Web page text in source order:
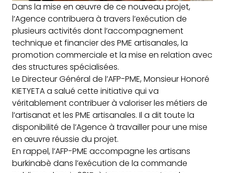
Dans la mise en œuvre de ce nouveau projet,
l’Agence contribuera à travers l’exécution de
plusieurs activités dont l’accompagnement
technique et financier des PME artisanales, la
promotion commerciale et la mise en relation avec
des structures spécialisées.
Le Directeur Général de l’AFP-PME, Monsieur Honoré
KIETYETA a salué cette initiative qui va
véritablement contribuer à valoriser les métiers de
l’artisanat et les PME artisanales. Il a dit toute la
disponibilité de l’Agence à travailler pour une mise
en œuvre réussie du projet.
En rappel, l’AFP-PME accompagne les artisans
burkinabè dans l’exécution de la commande